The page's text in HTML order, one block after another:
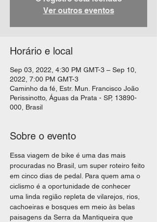
Ver outros eventos
Horário e local
Sep 03, 2022, 4:30 PM GMT-3 – Sep 10,
2022, 7:00 PM GMT-3
Caminho da fé, Estr. Mun. Francisco João
Perissinotto, Águas da Prata - SP, 13890-
000, Brasil
Sobre o evento
Essa viagem de bike é uma das mais
procuradas no Brasil, um super roteiro feito
em cinco dias de pedal. Para quem ama o
ciclismo é a oportunidade de conhecer
uma linda região repleta de vilarejos, rios,
cachoeiras e bosques em meio às belas
paisagens da Serra da Mantiqueira que